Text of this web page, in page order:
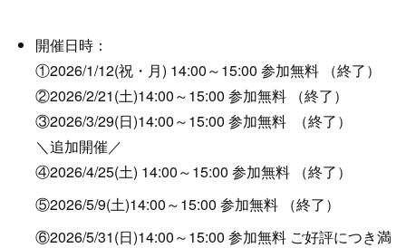
開催日時：
①2026/1/12(祝・月) 14:00～15:00 参加無料 （終了）
②2026/2/21(土)14:00～15:00 参加無料 （終了）
③2026/3/29(日)14:00～15:00 参加無料 （終了）
＼追加開催／
④2026/4/25(土) 14:00～15:00 参加無料 （終了）
⑤2026/5/9(土)14:00～15:00 参加無料 （終了）
⑥2026/5/31(日)14:00～15:00 参加無料 ご好評につき満